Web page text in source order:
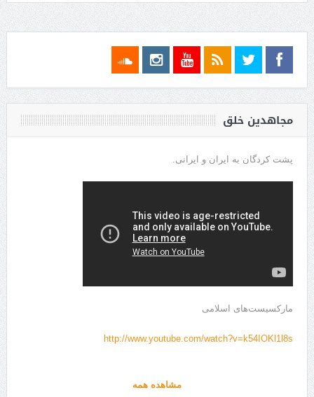
مجاهدین خلق
پشت کردگان به ایران و ایرانی.
مارکسیست‌های اسلامی
http://www.youtube.com/watch?v=k54IOKl1l8s
مشاهده همه